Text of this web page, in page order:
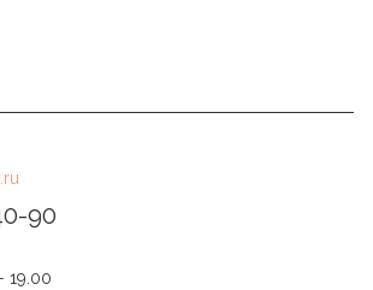
90
19.00